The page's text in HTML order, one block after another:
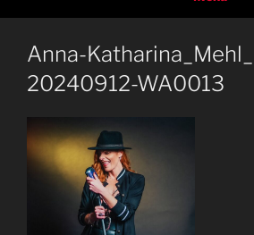
Anna-
20240912-WA0013